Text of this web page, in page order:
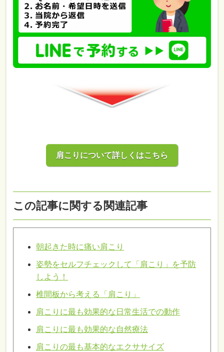
肩こりについて詳しくはこちら
この記事に関する関連記事
朝起きた時に痛い肩こり
姿勢をセルフチェックして「肩こり」を予防
しよう！
椎間板から考える「肩こり」
肩こりに最も効果的な日常生活での動作
肩こりに最も効果的な自然療法
肩こりの最も基本的なエクササイズ